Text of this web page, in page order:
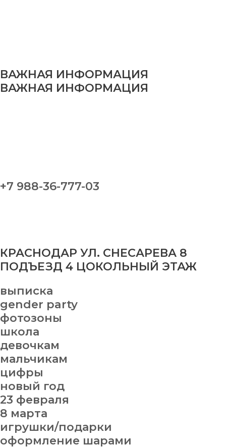
ВАЖНАЯ ИНФОРМАЦИЯ
ВАЖНАЯ ИНФОРМАЦИЯ
+7 988-36-777-03
КРАСНОДАР УЛ. СНЕСАРЕВА 8
ПОДЪЕЗД 4 ЦОКОЛЬНЫЙ ЭТАЖ
выписка
gender party
фотозоны
школа
девочкам
мальчикам
цифры
новый год
23 февраля
8 марта
игрушки/подарки
оформление шарами